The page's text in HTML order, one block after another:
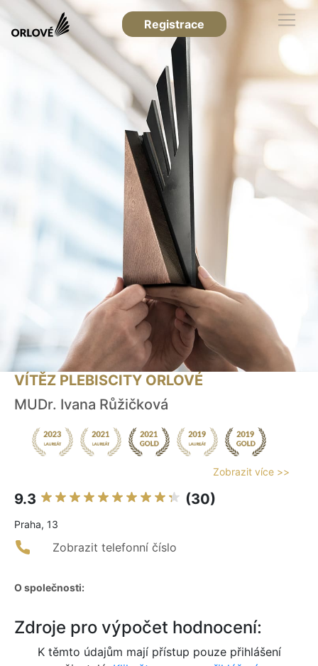
Registrace
VÍTĚZ PLEBISCITY ORLOVÉ
MUDr. Ivana Růžičková
Zobrazit více >>
9.3 (30)
Praha, 13
Zobrazit telefonní číslo
O společnosti:
Zdroje pro výpočet hodnocení:
K těmto údajům mají přístup pouze přihlášení